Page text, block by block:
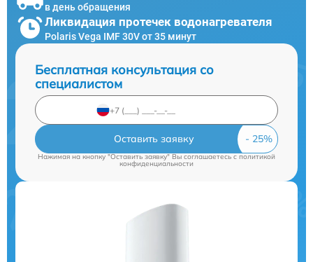
в день обращения
Ликвидация протечек водонагревателя
Polaris Vega IMF 30V от 35 минут
Бесплатная консультация со
специалистом
Оставить заявку
Нажимая на кнопку "Оставить заявку" Вы соглашаетесь cполитикой
конфиденциальности